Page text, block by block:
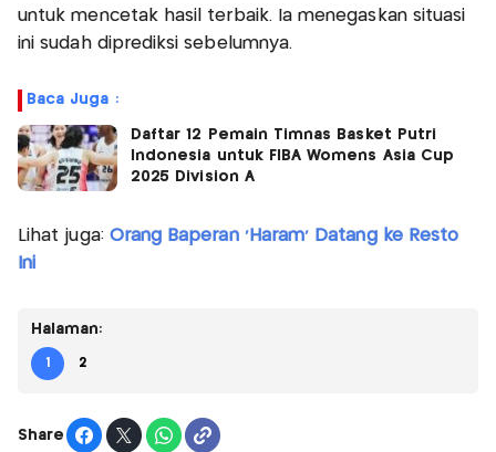
untuk mencetak hasil terbaik. Ia menegaskan situasi
ini sudah diprediksi sebelumnya.
Baca Juga :
Daftar 12 Pemain Timnas Basket Putri
Indonesia untuk FIBA Womens Asia Cup
2025 Division A
Lihat juga: Orang Baperan 'Haram' Datang ke Resto
Ini
Halaman:
1 2
Share